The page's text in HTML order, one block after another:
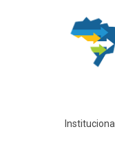
Institucional